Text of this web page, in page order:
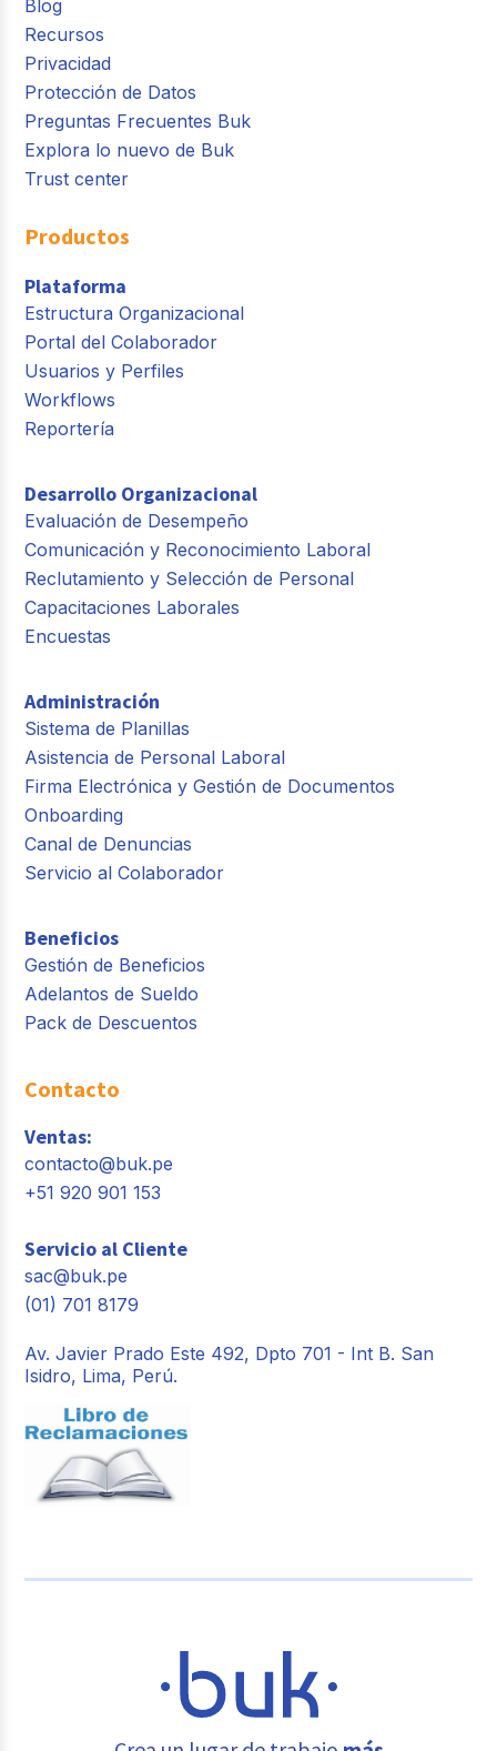
Blog
Recursos
Privacidad
Protección de Datos
Preguntas Frecuentes Buk
Explora lo nuevo de Buk
Trust center
Productos
Plataforma
Estructura Organizacional
Portal del Colaborador
Usuarios y Perfiles
Workflows
Reportería
Desarrollo Organizacional
Evaluación de Desempeño
Comunicación y Reconocimiento Laboral
Reclutamiento y Selección de Personal
Capacitaciones Laborales
Encuestas
Administración
Sistema de Planillas
Asistencia de Personal Laboral
Firma Electrónica y Gestión de Documentos
Onboarding
Canal de Denuncias
Servicio al Colaborador
Beneficios
Gestión de Beneficios
Adelantos de Sueldo
Pack de Descuentos
Contacto
Ventas:
contacto@buk.pe
+51 920 901 153
Servicio al Cliente
sac@buk.pe
(01) 701 8179
Av. Javier Prado Este 492, Dpto 701 - Int B. San
Isidro, Lima, Perú.